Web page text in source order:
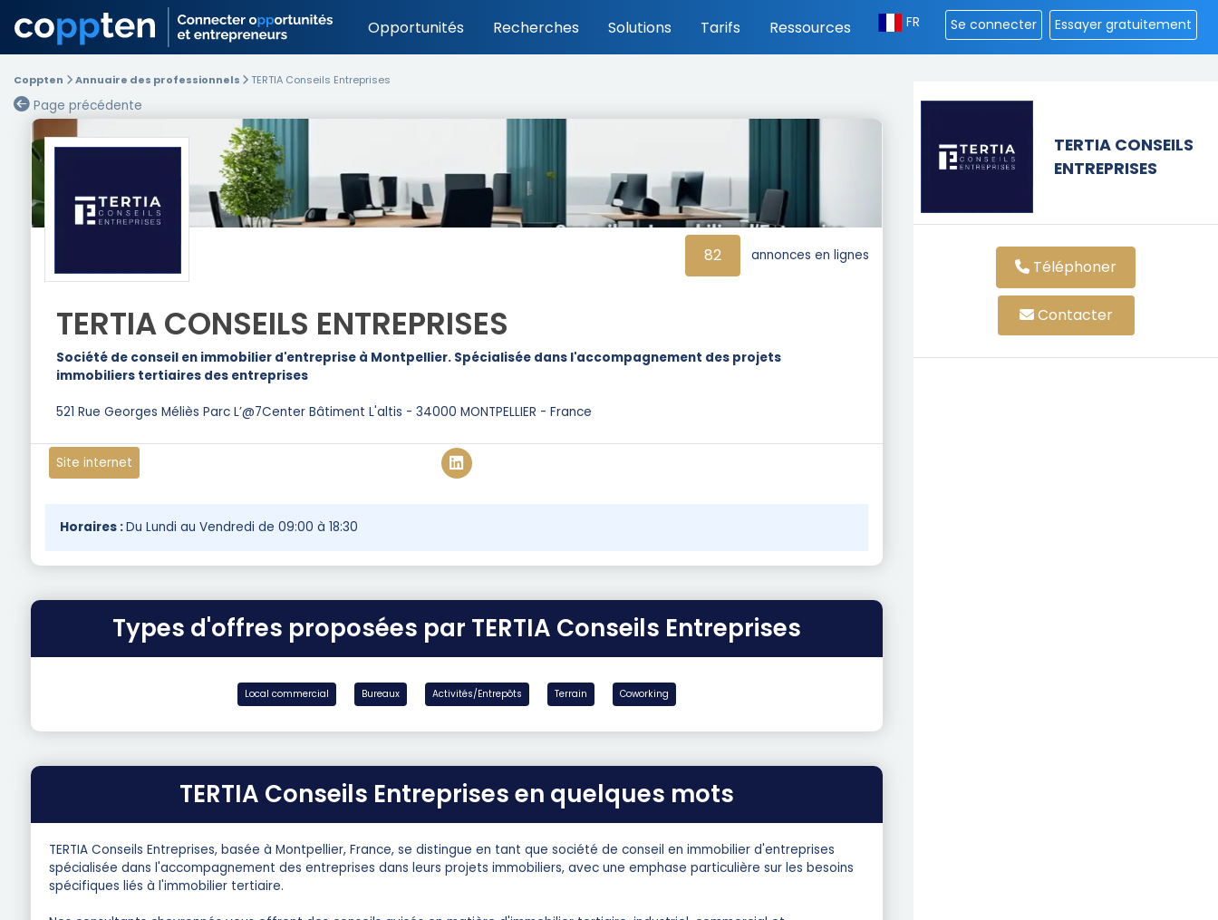
Opportunités Recherches Solutions Tarifs Ressources FR Se connecter Essayer gratuitement
Coppten Annuaire des professionnels TERTIA Conseils Entreprises
Page précédente
82 annonces en lignes
TERTIA CONSEILS ENTREPRISES
Société de conseil en immobilier d'entreprise à Montpellier. Spécialisée dans l'accompagnement des projets
immobiliers tertiaires des entreprises
521 Rue Georges Méliès Parc L’@7Center Bâtiment L'altis - 34000 MONTPELLIER - France
Site internet
Horaires :Du Lundi au Vendredi de 09:00 à 18:30
Types d'offres proposées par TERTIA Conseils Entreprises
Local commercial Bureaux Activités/Entrepôts Terrain Coworking
TERTIA Conseils Entreprises en quelques mots
TERTIA Conseils Entreprises, basée à Montpellier, France, se distingue en tant que société de conseil en immobilier d'entreprises
spécialisée dans l'accompagnement des entreprises dans leurs projets immobiliers, avec une emphase particulière sur les besoins
spécifiques liés à l'immobilier tertiaire.
TERTIA CONSEILS
ENTREPRISES
Téléphoner
Contacter